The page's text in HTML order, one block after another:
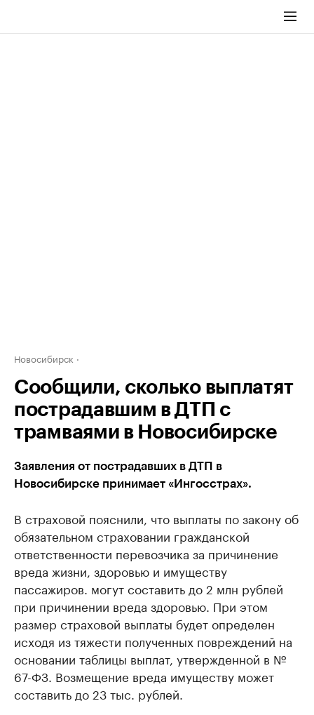
Новосибирск
Сообщили, сколько выплатят
пострадавшим в ДТП с
трамваями в Новосибирске
Заявления от пострадавших в ДТП в
Новосибирске принимает «Ингосстрах».
В страховой пояснили, что выплаты по закону об
обязательном страховании гражданской
ответственности перевозчика за причинение
вреда жизни, здоровью и имуществу
пассажиров. могут составить до 2 млн рублей
при причинении вреда здоровью. При этом
размер страховой выплаты будет определен
исходя из тяжести полученных повреждений на
основании таблицы выплат, утвержденной в №
67-ФЗ. Возмещение вреда имуществу может
составить до 23 тыс. рублей.